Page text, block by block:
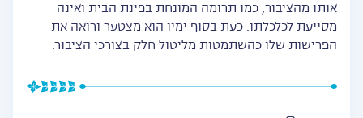
אותו מהציבור, כמו תרומה המונחת בפינת הבית ואינה
מסייעת לכלכלתו. כעת בסוף ימיו הוא מצטער ורואה את
הפרישות שלו כהשתמטות מליטול חלק בצורכי הציבור.